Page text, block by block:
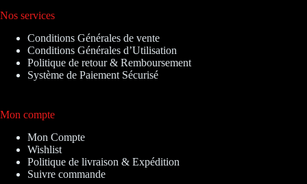
Nos services
Conditions Générales de vente
Conditions Générales d’Utilisation
Politique de retour & Remboursement
Système de Paiement Sécurisé
Mon compte
Mon Compte
Wishlist
Politique de livraison & Expédition
Suivre commande